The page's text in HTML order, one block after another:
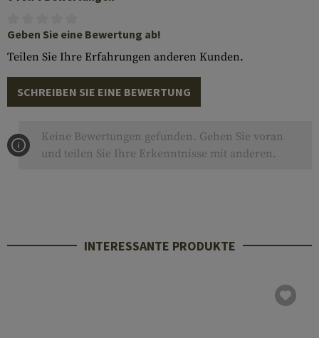
Geben Sie eine Bewertung ab!
Teilen Sie Ihre Erfahrungen anderen Kunden.
SCHREIBEN SIE EINE BEWERTUNG
Keine Bewertungen gefunden. Gehen Sie voran
und teilen Sie Ihre Erkenntnisse mit anderen.
INTERESSANTE PRODUKTE